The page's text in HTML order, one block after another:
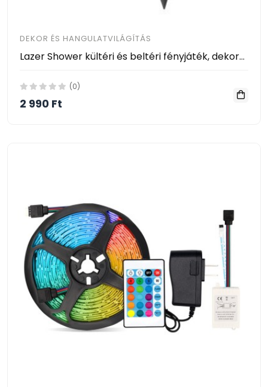
DEKOR ÉS HANGULATVILÁGÍTÁS
Lazer Shower kültéri és beltéri fényjáték, dekorációs vílágítás - Az unalmas led fénysorok helyett használj fényjátékot!
(0)
2 990 Ft